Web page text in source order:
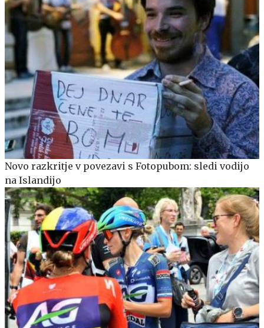
Novo razkritje v povezavi s Fotopubom: sledi vodijo
na Islandijo